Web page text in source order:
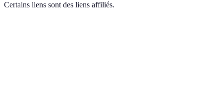
Certains liens sont des liens affiliés.